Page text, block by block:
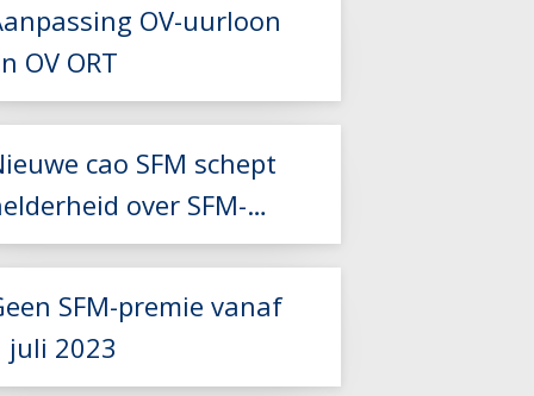
Lees meer
Lees meer
OV-uurloon
OV ORT
cao SFM schept
over SFM-
SFM-premie vanaf
juli 2023